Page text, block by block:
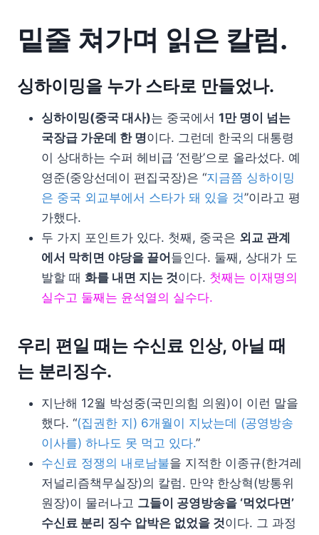
밑줄 쳐가며 읽은 칼럼.
싱하이밍을 누가 스타로 만들었나.
싱하이밍(중국 대사)는 중국에서 1만 명이 넘는
국장급 가운데 한 명이다. 그런데 한국의 대통령
이 상대하는 수퍼 헤비급 ‘전랑’으로 올라섰다. 예
영준(중앙선데이 편집국장)은 “지금쯤 싱하이밍
은 중국 외교부에서 스타가 돼 있을 것”이라고 평
가했다.
두 가지 포인트가 있다. 첫째, 중국은 외교 관계
에서 막히면 야당을 끌어 들인다. 둘째, 상대가 도
발할 때 화를 내면 지는 것이다. 첫째는 이재명의
실수고 둘째는 윤석열의 실수다.
우리 편일 때는 수신료 인상, 아닐 때
는 분리징수.
지난해 12월 박성중(국민의힘 의원)이 이런 말을
했다. “(집권한 지) 6개월이 지났는데 (공영방송
이사를) 하나도 못 먹고 있다.”
수신료 정쟁의 내로남불을 지적한 이종규(한겨레
저널리즘책무실장)의 칼럼. 만약 한상혁(방통위
원장)이 물러나고 그들이 공영방송을 ‘먹었다면’
수신료 분리 징수 압박은 없었을 것이다. 그 과정